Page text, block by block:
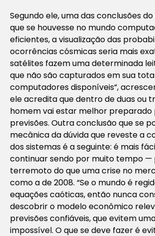
Segundo ele, uma das conclusões
que se houvesse no mundo
eficientes, a visualização das
ocorrências cósmicas seria mais
satélites fazem uma determinada
que não são capturados em sua
computadores disponíveis”,
ele acredita que dentro de duas ou
homem vai estar melhor
previsões. Outra conclusão que se
mecânica da dúvida que reveste a
dos sistemas é a seguinte: é mais
continuar sendo por muito tempo —
terremoto do que uma crise no
como a de 2008. “Se o mundo é
equações caóticas, então nunca
descobrir o modelo econômico
previsões confiáveis, que evitem
impossível. O que se deve fazer é